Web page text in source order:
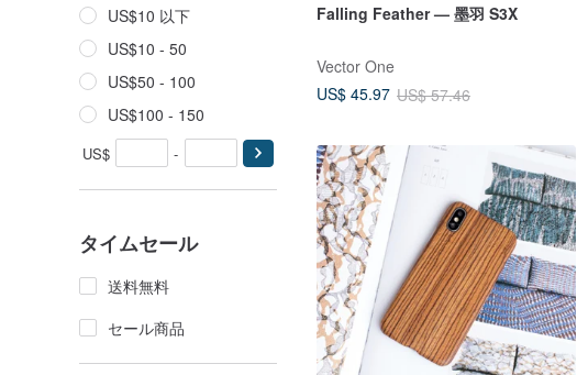
US$10 以下
US$10 - 50
US$50 - 100
US$100 - 150
US$ -
タイムセール
送料無料
セール商品
Falling Feather — 墨羽 S3X
Vector One
US$ 45.97 US$ 57.46